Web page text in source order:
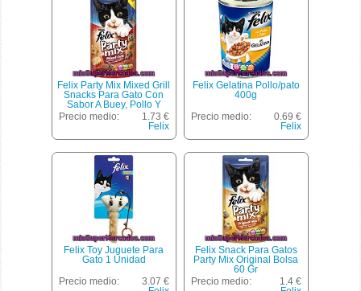
Felix Party Mix Mixed Grill
Snacks Para Gato Con
Sabor A Buey, Pollo Y
Salmón Envase 60 G
Precio medio:
1.73 €
Felix
Felix Gelatina Pollo/pato
400g
Precio medio:
0.69 €
Felix
Felix Toy Juguete Para
Gato 1 Unidad
Precio medio:
3.07 €
Felix Snack Para Gatos
Party Mix Original Bolsa
60 Gr
Precio medio:
1.4 €